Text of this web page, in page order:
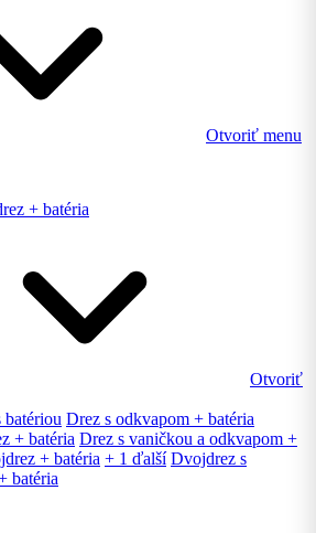
Otvoriť menu
+ batéria
Otvoriť
batériou Drez s odkvapom + batéria
+ batéria Drez s vaničkou a odkvapom +
+ batéria + 1 ďalší Dvojdrez s
batéria